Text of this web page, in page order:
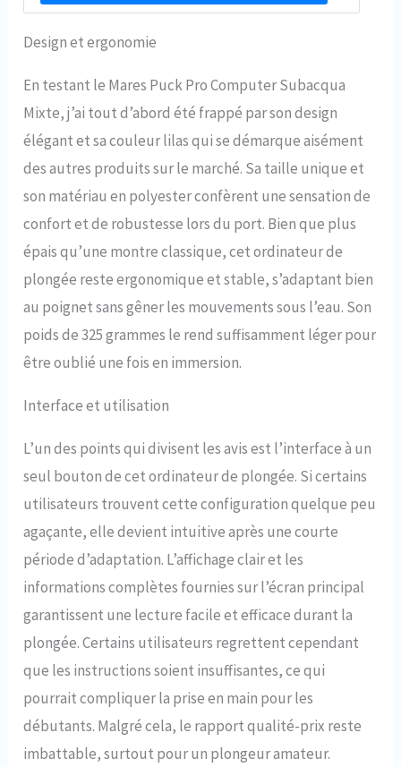
Design et ergonomie
En testant le Mares Puck Pro Computer Subacqua
Mixte, j’ai tout d’abord été frappé par son design
élégant et sa couleur lilas qui se démarque aisément
des autres produits sur le marché. Sa taille unique et
son matériau en polyester confèrent une sensation de
confort et de robustesse lors du port. Bien que plus
épais qu’une montre classique, cet ordinateur de
plongée reste ergonomique et stable, s’adaptant bien
au poignet sans gêner les mouvements sous l’eau. Son
poids de 325 grammes le rend suffisamment léger pour
être oublié une fois en immersion.
Interface et utilisation
L’un des points qui divisent les avis est l’interface à un
seul bouton de cet ordinateur de plongée. Si certains
utilisateurs trouvent cette configuration quelque peu
agaçante, elle devient intuitive après une courte
période d’adaptation. L’affichage clair et les
informations complètes fournies sur l’écran principal
garantissent une lecture facile et efficace durant la
plongée. Certains utilisateurs regrettent cependant
que les instructions soient insuffisantes, ce qui
pourrait compliquer la prise en main pour les
débutants. Malgré cela, le rapport qualité-prix reste
imbattable, surtout pour un plongeur amateur.